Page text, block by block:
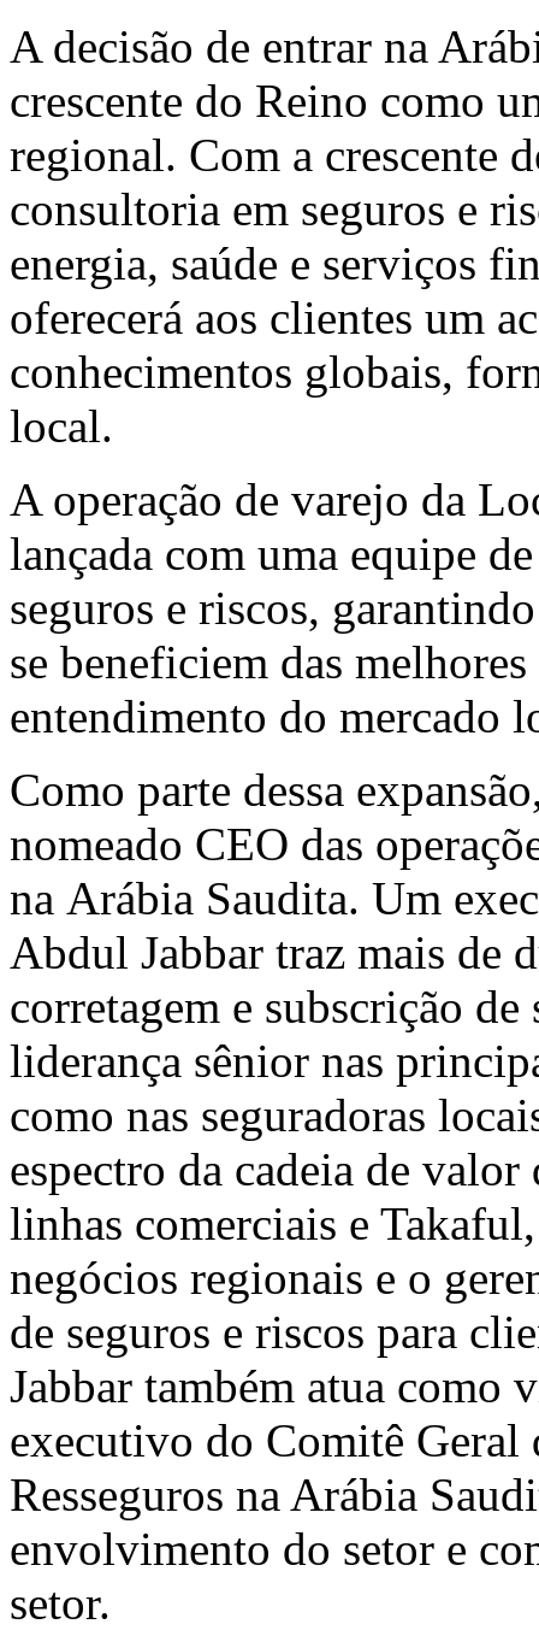
A decisão de entrar na
crescente do Reino como
regional. Com a crescente
consultoria em seguros e
energia, saúde e serviços
oferecerá aos clientes um
conhecimentos globais,
local.
A operação de varejo da
lançada com uma equipe
seguros e riscos,
se beneficiem das
entendimento do mercado
Como parte dessa
nomeado CEO das
na Arábia Saudita. Um
Abdul Jabbar traz mais de
corretagem e subscrição
liderança sênior nas
como nas seguradoras
espectro da cadeia de valor
linhas comerciais e
negócios regionais e o
de seguros e riscos para
Jabbar também atua como
executivo do Comitê Geral
Resseguros na Arábia
envolvimento do setor e
setor.